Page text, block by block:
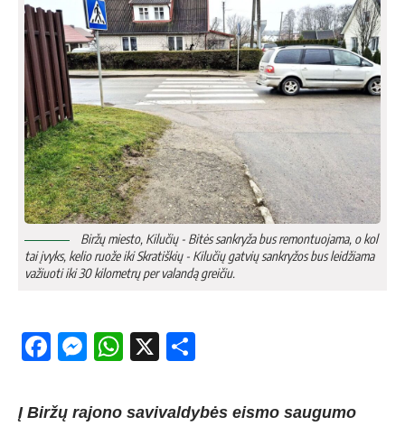
Biržų miesto, Kilučių - Bitės sankryža bus remontuojama, o kol
tai įvyks, kelio ruože iki Skratiškių - Kilučių gatvių sankryžos bus leidžiama
važiuoti iki 30 kilometrų per valandą greičiu.
Facebook
Messenger
WhatsApp
X
Į Biržų rajono savivaldybės eismo saugumo